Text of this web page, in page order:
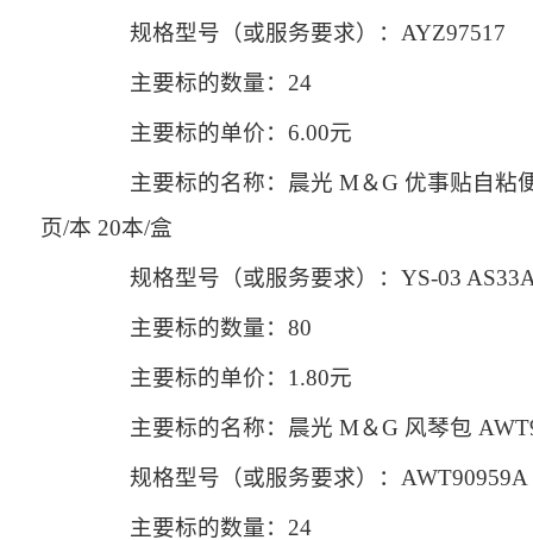
规格型号（或服务要求）：AYZ97517
主要标的数量：24
主要标的单价：6.00元
主要标的名称：晨光 M＆G 优事贴自粘
页/本 20本/盒
规格型号（或服务要求）：YS-03
主要标的数量：80
主要标的单价：1.80元
主要标的名称：晨光 M＆G 风琴包
规格型号（或服务要求）：AWT90959A
主要标的数量：24